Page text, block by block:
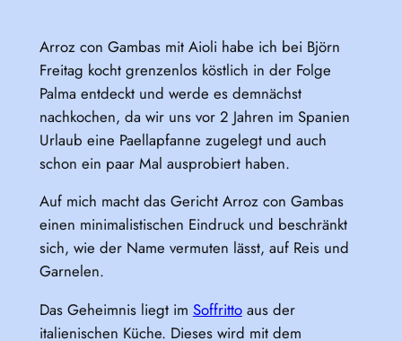
Arroz con Gambas mit Aioli habe ich bei Björn
Freitag kocht grenzenlos köstlich in der Folge
Palma entdeckt und werde es demnächst
nachkochen, da wir uns vor 2 Jahren im Spanien
Urlaub eine Paellapfanne zugelegt und auch
schon ein paar Mal ausprobiert haben.
Auf mich macht das Gericht Arroz con Gambas
einen minimalistischen Eindruck und beschränkt
sich, wie der Name vermuten lässt, auf Reis und
Garnelen.
Das Geheimnis liegt im Soffrittoaus der
italienischen Küche. Dieses wird mit dem